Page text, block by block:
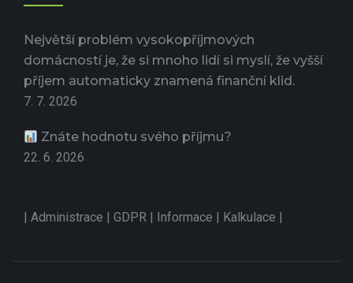
Největší problém vysokopříjmových
domácností je, že si mnoho lidí si myslí, že vyšší
příjem automaticky znamená finanční klid.
7. 7. 2026
Znáte hodnotu svého příjmu?
22. 6. 2026
Administrace GDPR Informace Kalkulace